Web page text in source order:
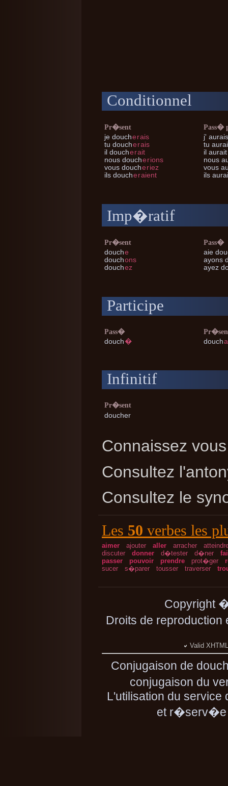
Conditionnel
Pr�sent
je doucherais
tu doucherais
il doucherait
nous doucherions
vous doucheriez
ils doucheraient
Pass�
j'
tu
il
nous
vous
ils
Imp�ratif
Pr�sent
douche
douchons
douchez
Pass�
aie
ayons
ayez
Participe
Pass�
douch�
douch
Infinitif
Pr�sent
doucher
Connaissez
Consultez
Consultez le
Les 50 verbes les
aimer ajouter aller arracher
discuter
donner d�tester d�ner
passer
pouvoir prendre prot�ger
sucer
s�parer tousser traverser
Copyright
Droits de
Valid
Conjugaison de
conjugaison du
L'utilisation du service
et r�serv�e